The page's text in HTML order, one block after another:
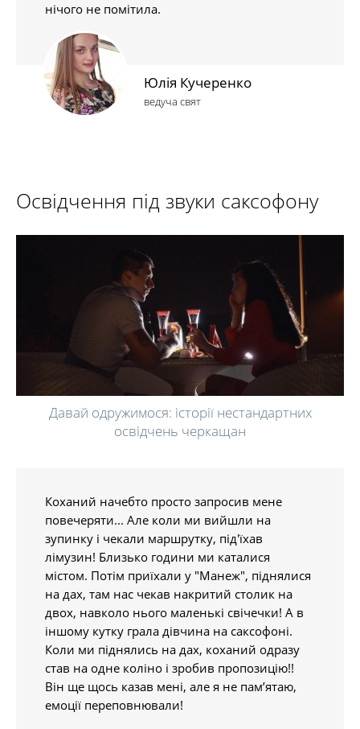
нічого не помітила.
Юлія Кучеренко
ведуча свят
Освідчення під звуки саксофону
Давай одружимося: історії нестандартних
освідчень черкащан
Коханий начебто просто запросив мене
повечеряти... Але коли ми вийшли на
зупинку і чекали маршрутку, під'їхав
лімузин! Близько години ми каталися
містом. Потім приїхали у "Манеж", піднялися
на дах, там нас чекав накритий столик на
двох, навколо нього маленькі свічечки! А в
іншому кутку грала дівчина на саксофоні.
Коли ми піднялись на дах, коханий одразу
став на одне коліно і зробив пропозицію!!
Він ще щось казав мені, але я не пам’ятаю,
емоції переповнювали!